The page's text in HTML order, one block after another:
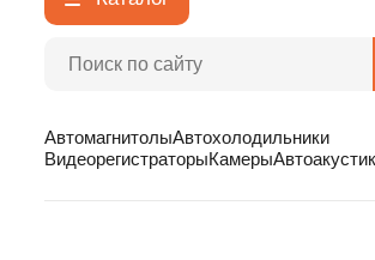
АвтомагнитолыАвтохолодильники
ВидеорегистраторыКамеры